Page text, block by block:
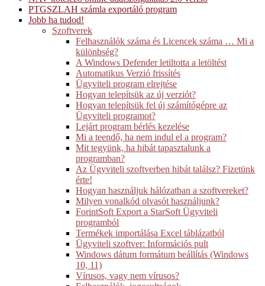
PTGSZLAH számla exportáló program
Jobb ha tudod!
Szoftverek
Felhasználók száma és Licencek száma … Mi a
különbség?
A Windows Defender letiltotta a letöltést
Automatikus Verzió frissítés
Ügyviteli program elrejtése
Hogyan telepítsük az új verziót?
Hogyan telepítsük fel új számítógépre az
Ügyviteli programot?
Lejárt program bérlés kezelése
Mi a teendő, ha nem indul el a program?
Mit tegyünk, ha hibát tapasztalunk a
programban?
Az Ügyviteli szoftverben hibát találsz? Fizetünk
érte!
Hogyan használjuk hálózatban a szoftvereket?
Milyen vonalkód olvasót használjunk?
ForintSoft Export a StarSoft Ügyviteli
programból
Termékek importálása Excel táblázatból
Ügyviteli szoftver: Információs pult
Windows dátum formátum beállítás (Windows
10, 11)
Vírusos, vagy nem vírusos?